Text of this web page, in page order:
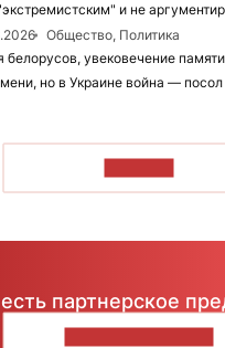
и не
Общество, Политика
белорусов, увековечение
но в Украине война —
партнерское